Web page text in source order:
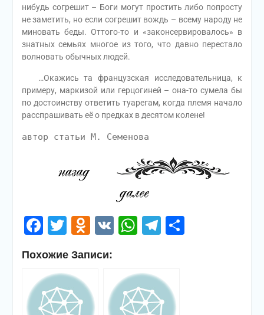
нибудь согрешит – Боги могут простить либо попросту
не заметить, но если согрешит вождь – всему народу не
миновать беды. Оттого-то и «законсервировалось» в
знатных семьях многое из того, что давно перестало
волновать обычных людей.
…Окажись та французская исследовательница, к
примеру, маркизой или герцогиней – она-то сумела бы
по достоинству ответить туарегам, когда племя начало
расспрашивать её о предках в десятом колене!
автор статьи М. Семенова
Facebook
Twitter
Odnoklassniki
VKWhatsApp
Telegram
Похожие Записи: